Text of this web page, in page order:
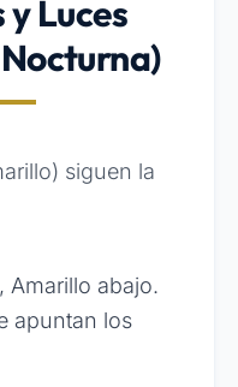
y Luces
siguen la
Amarillo abajo.
apuntan los